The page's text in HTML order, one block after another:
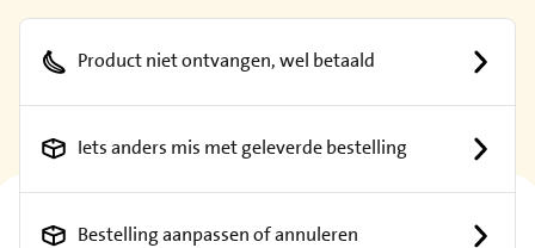
Product niet ontvangen, wel betaald
Iets anders mis met geleverde bestelling
Bestelling aanpassen of annuleren